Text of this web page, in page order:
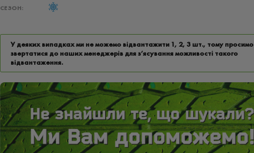
СЕЗОН:
У деяких випадках ми не можемо відвантажити 1, 2, 3 шт., тому просимо
звертатися до наших менеджерів для з’ясування можливості такого
відвантаження.